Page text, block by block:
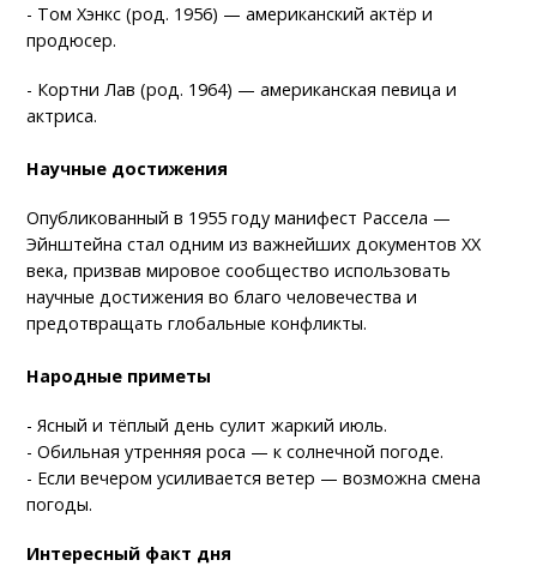
- Том Хэнкс (род. 1956) — американский актёр и
продюсер.
- Кортни Лав (род. 1964) — американская певица и
актриса.
Научные достижения
Опубликованный в 1955 году манифест Рассела —
Эйнштейна стал одним из важнейших документов XX
века, призвав мировое сообщество использовать
научные достижения во благо человечества и
предотвращать глобальные конфликты.
Народные приметы
- Ясный и тёплый день сулит жаркий июль.
- Обильная утренняя роса — к солнечной погоде.
- Если вечером усиливается ветер — возможна смена
погоды.
Интересный факт дня